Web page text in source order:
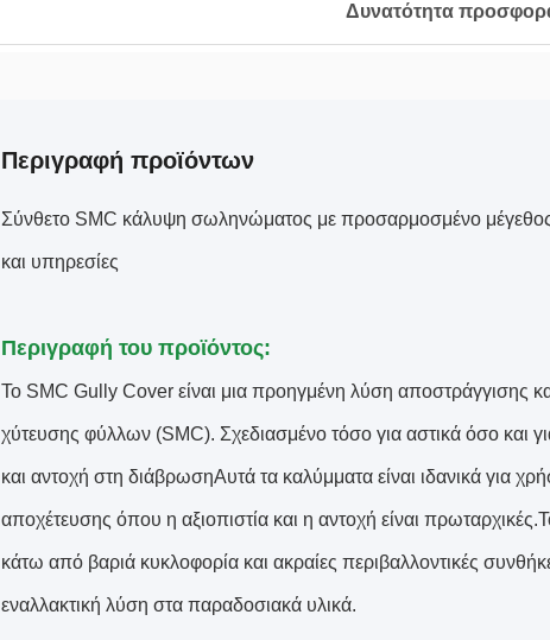
Δυνατότητα
Περιγραφή προϊόντων
Σύνθετο SMC κάλυψη σωληνώματος με προσαρμοσμένο μέγεθος
και υπηρεσίες
Περιγραφή του προϊόντος:
Το SMC Gully Cover είναι μια προηγμένη λύση αποστράγγισης
χύτευσης φύλλων (SMC). Σχεδιασμένο τόσο για αστικά όσο και
και αντοχή στη διάβρωσηΑυτά τα καλύμματα είναι ιδανικά για
αποχέτευσης όπου η αξιοπιστία και η αντοχή είναι
κάτω από βαριά κυκλοφορία και ακραίες περιβαλλοντικές
εναλλακτική λύση στα παραδοσιακά υλικά.